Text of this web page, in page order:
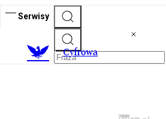
Serwisy
Cyfrowa